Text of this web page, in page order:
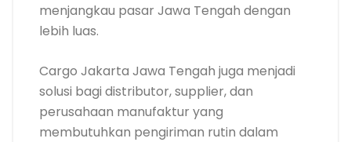
menjangkau pasar Jawa Tengah dengan
lebih luas.
Cargo Jakarta Jawa Tengah juga menjadi
solusi bagi distributor, supplier, dan
perusahaan manufaktur yang
membutuhkan pengiriman rutin dalam